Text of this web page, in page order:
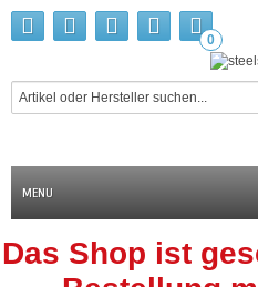
0
MENU
Das Shop ist